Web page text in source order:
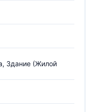
Здание (Жилой